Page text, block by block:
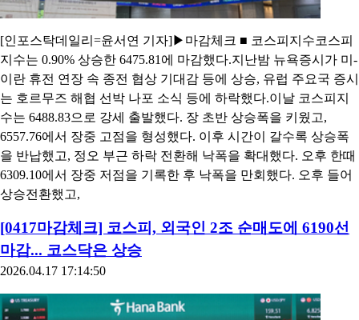
[인포스탁데일리=윤서연 기자]▶마감체크 ■ 코스피지수코스피
지수는 0.90% 상승한 6475.81에 마감했다.지난밤 뉴욕증시가 미-
이란 휴전 연장 속 종전 협상 기대감 등에 상승, 유럽 주요국 증시
는 호르무즈 해협 선박 나포 소식 등에 하락했다.이날 코스피지
수는 6488.83으로 강세 출발했다. 장 초반 상승폭을 키웠고,
6557.76에서 장중 고점을 형성했다. 이후 시간이 갈수록 상승폭
을 반납했고, 정오 부근 하락 전환해 낙폭을 확대했다. 오후 한때
6309.10에서 장중 저점을 기록한 후 낙폭을 만회했다. 오후 들어
상승전환했고,
[0417마감체크] 코스피, 외국인 2조 순매도에 6190선
마감... 코스닥은 상승
2026.04.17 17:14:50